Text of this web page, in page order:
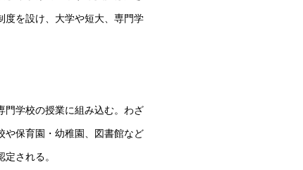
度を設け、大学や短大、専門学
門学校の授業に組み込む。わざ
や保育園・幼稚園、図書館など
される。